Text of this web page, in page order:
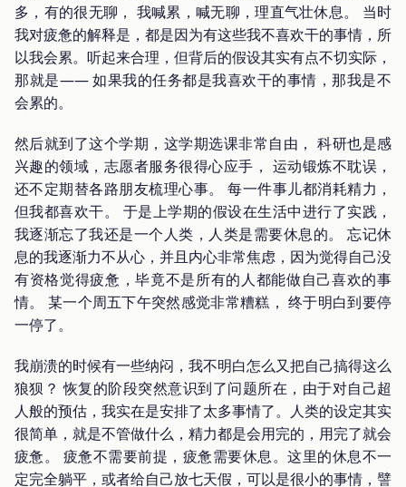
多，有的很无聊， 我喊累，喊无聊，理直气壮休息。 当时
我对疲惫的解释是，都是因为有这些我不喜欢干的事情，所
以我会累。听起来合理，但背后的假设其实有点不切实际，
那就是—— 如果我的任务都是我喜欢干的事情，那我是不
会累的。
然后就到了这个学期，这学期选课非常自由， 科研也是感
兴趣的领域，志愿者服务很得心应手， 运动锻炼不耽误，
还不定期替各路朋友梳理心事。 每一件事儿都消耗精力，
但我都喜欢干。 于是上学期的假设在生活中进行了实践，
我逐渐忘了我还是一个人类，人类是需要休息的。 忘记休
息的我逐渐力不从心，并且内心非常焦虑，因为觉得自己没
有资格觉得疲惫，毕竟不是所有的人都能做自己喜欢的事
情。 某一个周五下午突然感觉非常糟糕， 终于明白到要停
一停了。
我崩溃的时候有一些纳闷，我不明白怎么又把自己搞得这么
狼狈？ 恢复的阶段突然意识到了问题所在，由于对自己超
人般的预估，我实在是安排了太多事情了。人类的设定其实
很简单，就是不管做什么，精力都是会用完的，用完了就会
疲惫。 疲惫不需要前提，疲惫需要休息。这里的休息不一
定完全躺平，或者给自己放七天假，可以是很小的事情，譬